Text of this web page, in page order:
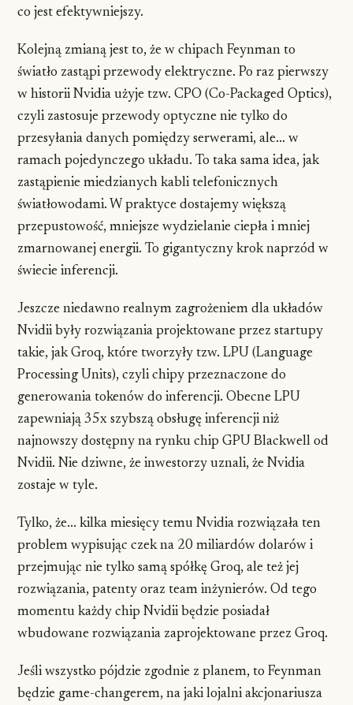
co jest efektywniejszy.
Kolejną zmianą jest to, że w chipach Feynman to
światło zastąpi przewody elektryczne. Po raz pierwszy
w historii Nvidia użyje tzw. CPO (Co-Packaged Optics),
czyli zastosuje przewody optyczne nie tylko do
przesyłania danych pomiędzy serwerami, ale... w
ramach pojedynczego układu. To taka sama idea, jak
zastąpienie miedzianych kabli telefonicznych
światłowodami. W praktyce dostajemy większą
przepustowość, mniejsze wydzielanie ciepła i mniej
zmarnowanej energii. To gigantyczny krok naprzód w
świecie inferencji.
Jeszcze niedawno realnym zagrożeniem dla układów
Nvidii były rozwiązania projektowane przez startupy
takie, jak Groq, które tworzyły tzw. LPU (Language
Processing Units), czyli chipy przeznaczone do
generowania tokenów do inferencji. Obecne LPU
zapewniają 35x szybszą obsługę inferencji niż
najnowszy dostępny na rynku chip GPU Blackwell od
Nvidii. Nie dziwne, że inwestorzy uznali, że Nvidia
zostaje w tyle.
Tylko, że... kilka miesięcy temu Nvidia rozwiązała ten
problem wypisując czek na 20 miliardów dolarów i
przejmując nie tylko samą spółkę Groq, ale też jej
rozwiązania, patenty oraz team inżynierów. Od tego
momentu każdy chip Nvidii będzie posiadał
wbudowane rozwiązania zaprojektowane przez Groq.
Jeśli wszystko pójdzie zgodnie z planem, to Feynman
będzie game-changerem, na jaki lojalni akcjonariusza